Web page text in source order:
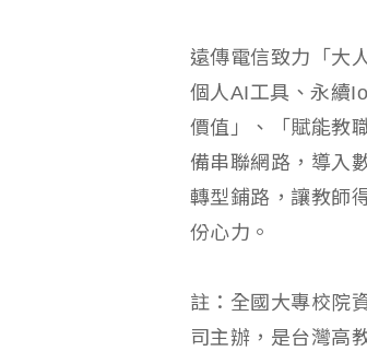
遠傳電信致力「大
個人AI工具、永續
價值」、「賦能教
備串聯網路，導入
轉型鋪路，讓教師
份心力。
註：全國大專校院
司主辦，是台灣高